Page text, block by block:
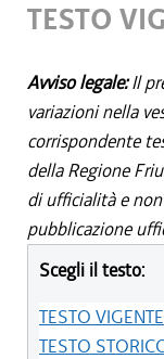
TESTO
Avviso legale:Il
variazioni nella
corrispondente
della Regione
di ufficialità e
pubblicazione
Scegli il testo:
TESTO VIGENTE
TESTO